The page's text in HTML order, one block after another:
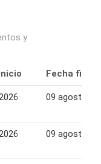
y
Fecha final
09 agosto
09 agosto